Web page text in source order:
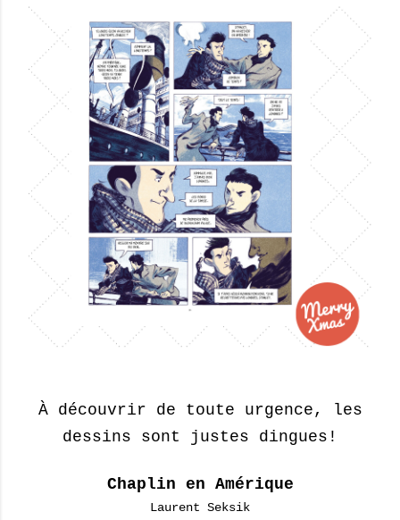
À découvrir de toute urgence, les
dessins sont justes dingues!
Chaplin en Amérique
Laurent Seksik